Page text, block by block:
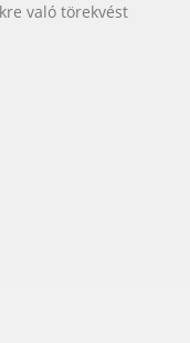
való törekvést